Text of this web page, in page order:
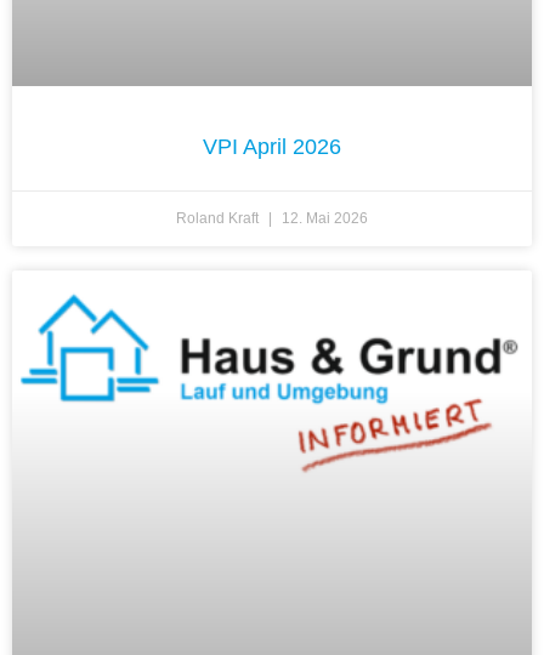
VPI April 2026
Roland Kraft 12. Mai 2026